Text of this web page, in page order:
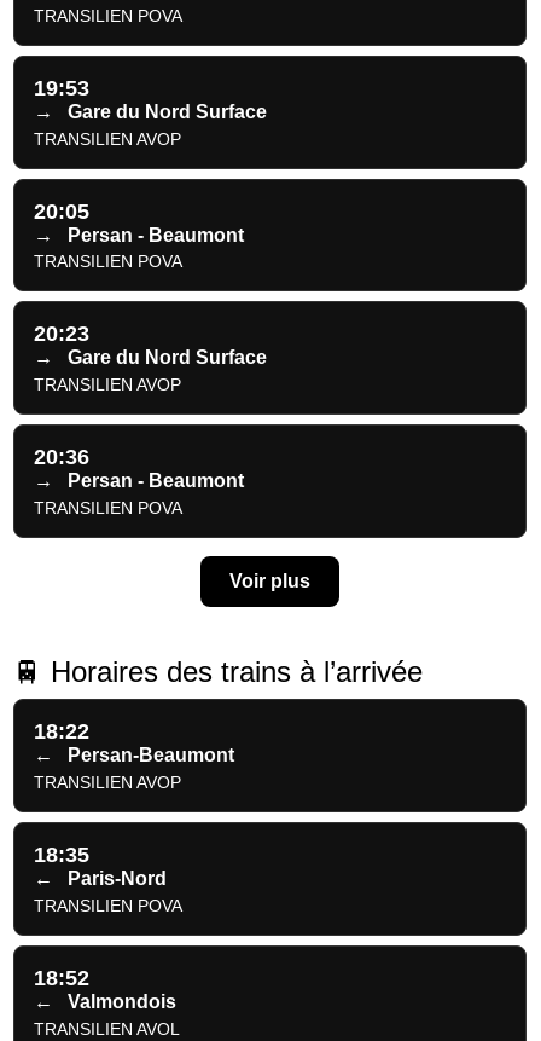
TRANSILIEN POVA
19:53
→ Gare du Nord Surface
TRANSILIEN AVOP
20:05
→ Persan - Beaumont
TRANSILIEN POVA
20:23
→ Gare du Nord Surface
TRANSILIEN AVOP
20:36
→ Persan - Beaumont
TRANSILIEN POVA
Voir plus
🚆 Horaires des trains à l’arrivée
18:22
← Persan-Beaumont
TRANSILIEN AVOP
18:35
← Paris-Nord
TRANSILIEN POVA
18:52
← Valmondois
TRANSILIEN AVOL